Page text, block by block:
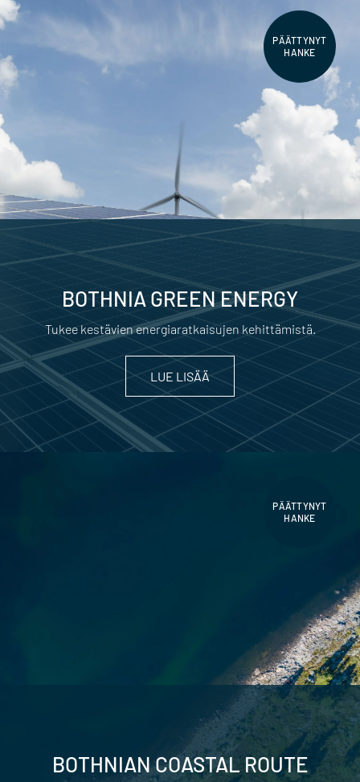
PÄÄTTYNYT
HANKE
BOTHNIA GREEN ENERGY
Tukee kestävien energiaratkaisujen kehittämistä.
LUE LISÄÄ
PÄÄTTYNYT
HANKE
BOTHNIAN COASTAL ROUTE